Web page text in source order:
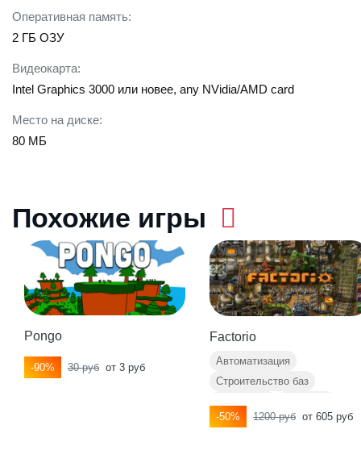
Оперативная память:
2 ГБ ОЗУ
Видеокарта:
Intel Graphics 3000 или новее, any NVidia/AMD card
Место на диске:
80 МБ
Похожие игры
Pongo
-90% 30 руб от 3 руб
Factorio
Автоматизация
Строительство баз
Выживание
-50% 1200 руб от 605 руб